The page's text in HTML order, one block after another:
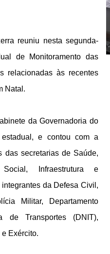
reuniu nesta segunda-
de Monitoramento das
relacionadas às recentes
Natal.
da Governadoria do
e contou com a
das secretarias de Saúde,
Social, Infraestrutura e
da Defesa Civil,
Militar, Departamento
de Transportes (DNIT),
Exército.